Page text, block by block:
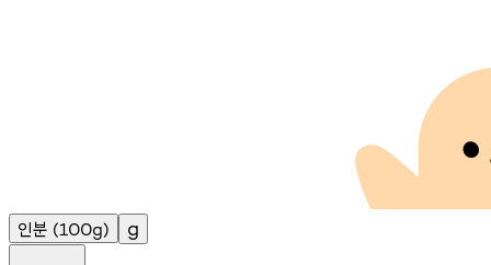
인분 (100g) g